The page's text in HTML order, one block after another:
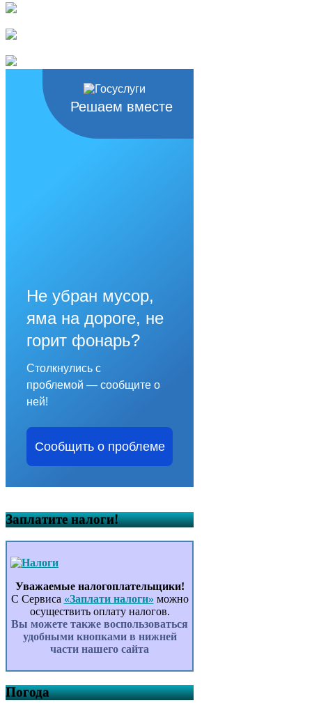
Решаем вместе
Не убран мусор,
яма на дороге, не
горит фонарь?
Столкнулись с
проблемой — сообщите о
ней!
Сообщить о проблеме
Заплатите налоги!
Уважаемые налогоплательщики!
С Сервиса «Заплати налоги» можно
осуществить оплату налогов.
Вы можете также воспользоваться
удобными кнопками в нижней
части нашего сайта
Погода